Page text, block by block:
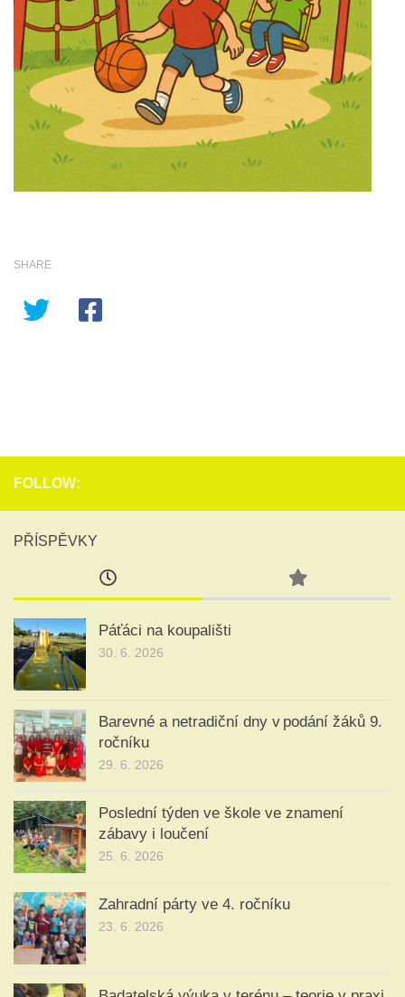
SHARE
FOLLOW:
PŘÍSPĚVKY
Páťáci na koupališti
30. 6. 2026
Barevné a netradiční dny v podání žáků 9.
ročníku
29. 6. 2026
Poslední týden ve škole ve znamení
zábavy i loučení
25. 6. 2026
Zahradní párty ve 4. ročníku
23. 6. 2026